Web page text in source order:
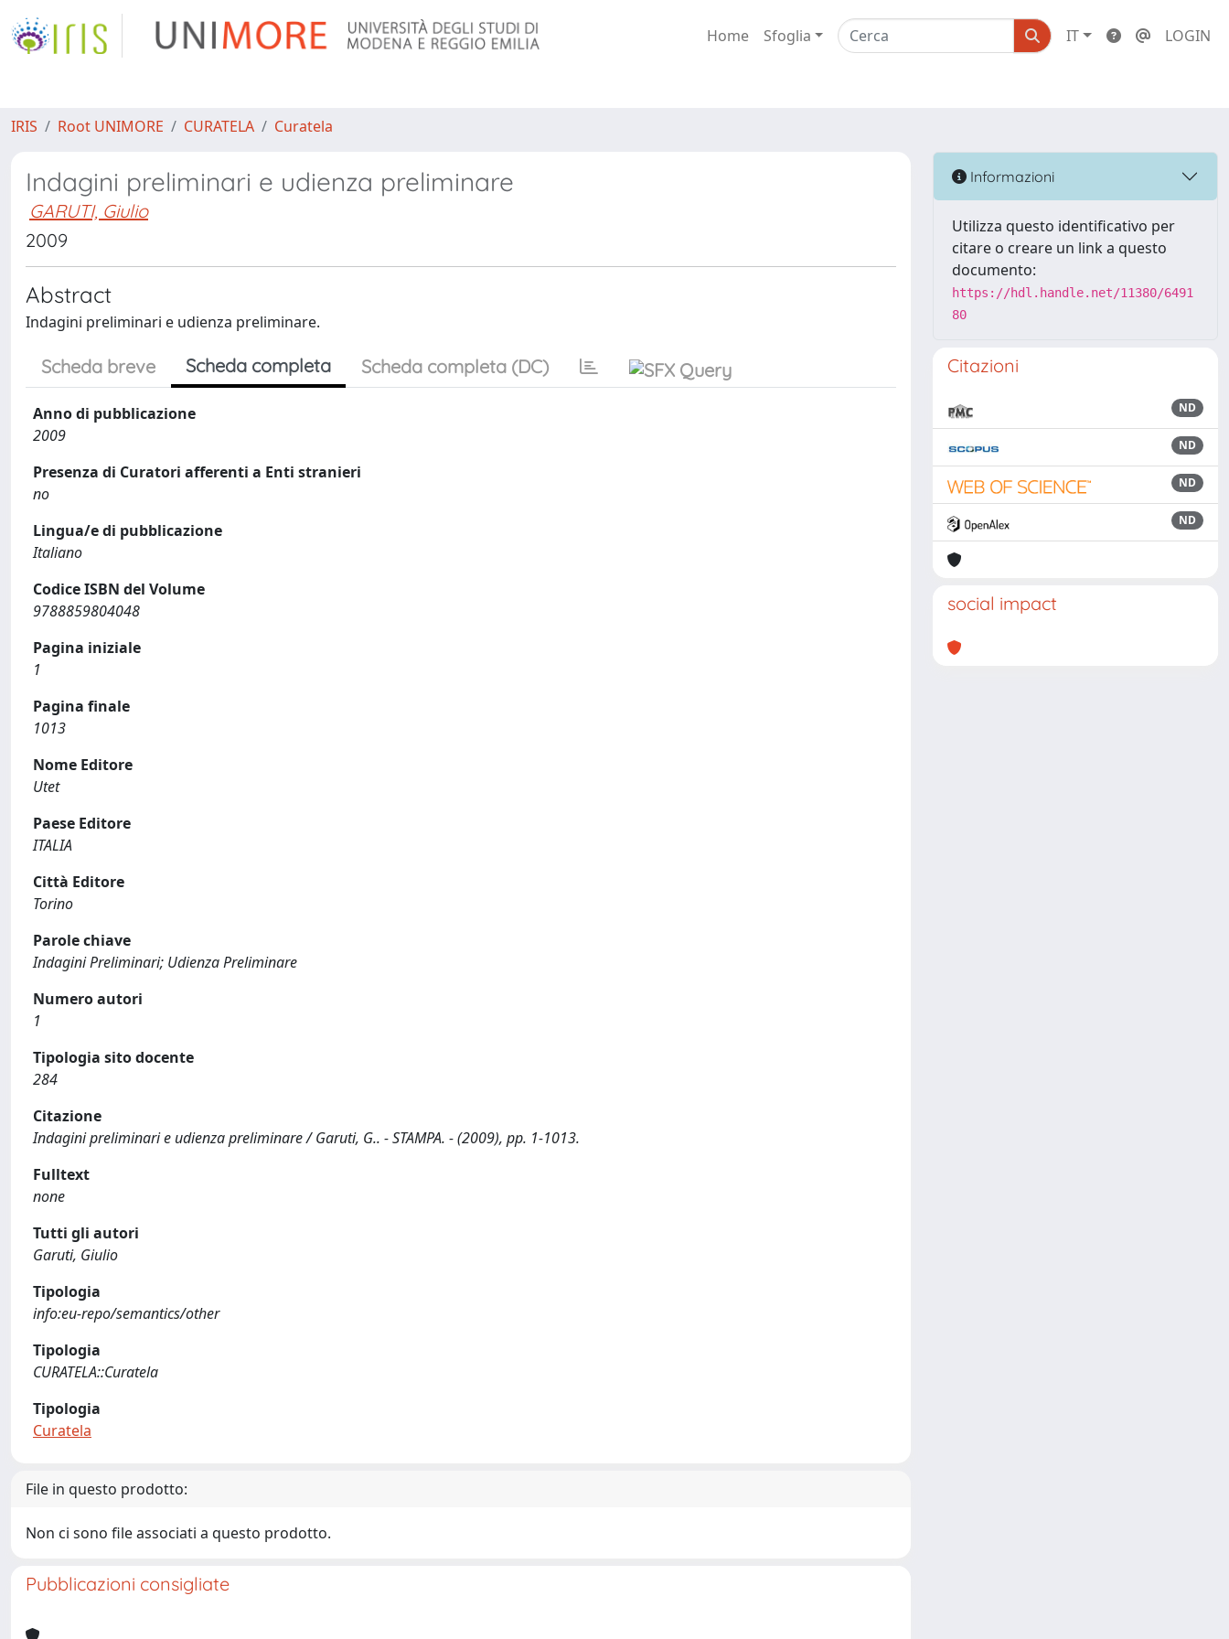
Home Sfoglia IT LOGIN
IRIS Root UNIMORE CURATELA Curatela
Indagini preliminari e udienza preliminare
GARUTI, Giulio
2009
Abstract
Indagini preliminari e udienza preliminare.
Scheda breve Scheda completa Scheda completa (DC)
Anno di pubblicazione
2009
Presenza di Curatori afferenti a Enti stranieri
no
Lingua/e di pubblicazione
Italiano
Codice ISBN del Volume
9788859804048
Pagina iniziale
1
Pagina finale
1013
Nome Editore
Utet
Paese Editore
ITALIA
Città Editore
Torino
Parole chiave
Indagini Preliminari; Udienza Preliminare
Numero autori
1
Tipologia sito docente
284
Citazione
Indagini preliminari e udienza preliminare / Garuti, G.. - STAMPA. - (2009), pp. 1-1013.
Fulltext
none
Tutti gli autori
Garuti, Giulio
Tipologia
info:eu-repo/semantics/other
Tipologia
CURATELA::Curatela
Tipologia
Curatela
File in questo prodotto:
Non ci sono file associati a questo prodotto.
Pubblicazioni consigliate
Informazioni
Utilizza questo identificativo per
citare o creare un link a questo
documento:
https://hdl.handle.net/11380/6491
80
Citazioni
ND
ND
ND
ND
social impact